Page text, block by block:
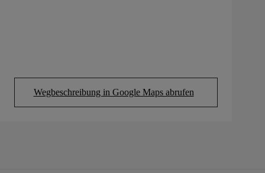
Wegbeschreibung in Google Maps abrufen
(Opens in new tab)